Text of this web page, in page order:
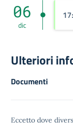
06
dic
Ulteriori
Documenti
Eccetto dove